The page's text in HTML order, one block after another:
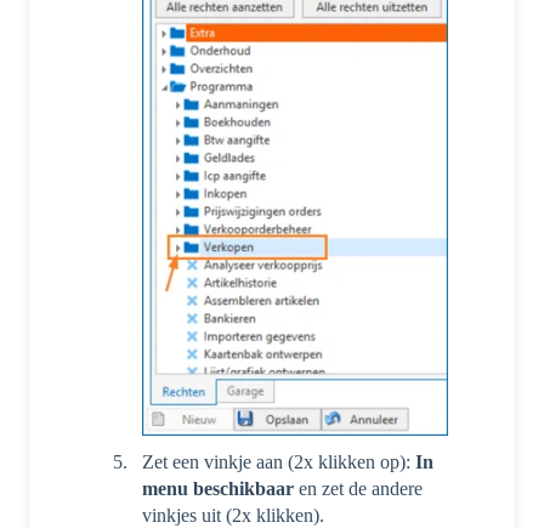
Zet een vinkje aan (2x klikken op): In
menu beschikbaar en zet de andere
vinkjes uit (2x klikken).